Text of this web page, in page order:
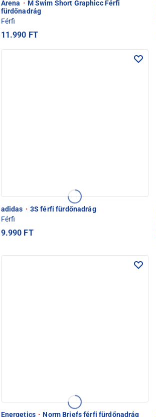
Arena · M Swim Short Graphicc Férfi
fürdőnadrág
Férfi
11.990 FT
adidas · 3S férfi fürdőnadrág
Férfi
9.990 FT
Energetics · Norm Briefs férfi fürdőnadrág